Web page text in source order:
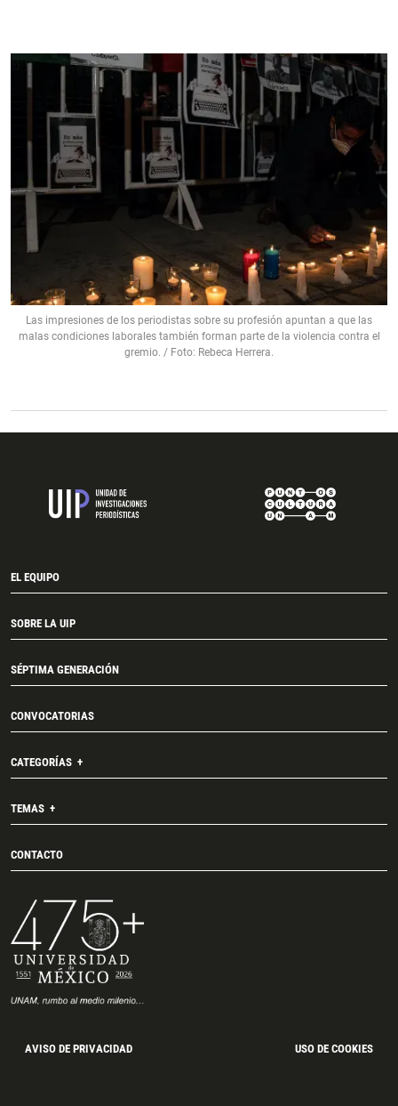
Las impresiones de los periodistas sobre su profesión apuntan a que las
malas condiciones laborales también forman parte de la violencia contra el
gremio. / Foto: Rebeca Herrera.
EL EQUIPO
SOBRE LA UIP
SÉPTIMA GENERACIÓN
CONVOCATORIAS
CATEGORÍAS
TEMAS
CONTACTO
AVISO DE PRIVACIDAD USO DE COOKIES